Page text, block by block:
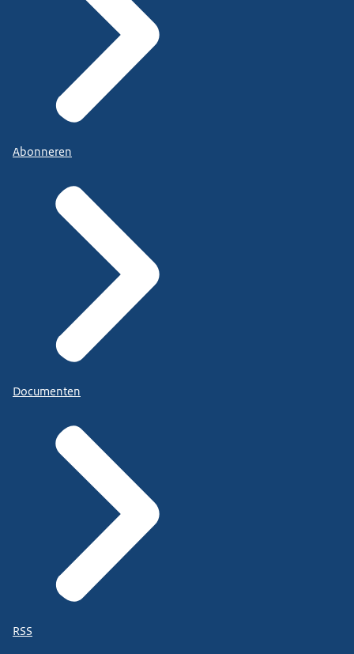
Abonneren
Documenten
RSS